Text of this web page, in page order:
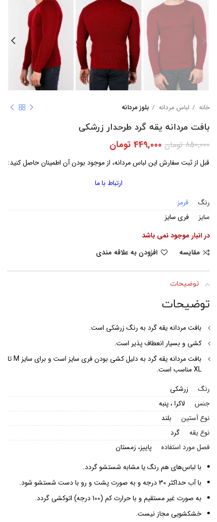
خانه لباس مردانه بلوز مردانه
بافت مردانه یقه گرد طرحدار زرشکی
850,000تومان 449,000 تومان
قبل از ثبت سفارش این لباس مردانه، از موجود بودن آن اطمینان حاصل کنید:
ارتباط با ما
رنگ
قرمز
سایز
فری سایز
در انبار موجود نمی باشد
مقایسه
افزودن به علاقه مندی
توضیحات
توضیحات
بافت مردانه یقه گرد به رنگ زرشکی است.
کشی و بسیار انعطاف پذیر است.
بافت مردانه یقه گرد به دلیل کشی بودن فری سایز است و برای سایز M تا
XL مناسب است.
رنگ
زرشکی
جنس
لاکرا ، پنبه
نوع آستین
بلند
نوع یقه
گرد
فصل مورد استفاده
پاییز، زمستان
با لباس‌های هم رنگ یا مشابه شستشو گردد.
با آب حداکثر 30 درجه و به صورت پشت و رو با دست شستشو شود.
به صورت غیر مستقیم و با حرارت کم (100 درجه) اتوکشی گردد.
خشکشویی مجاز نیست.